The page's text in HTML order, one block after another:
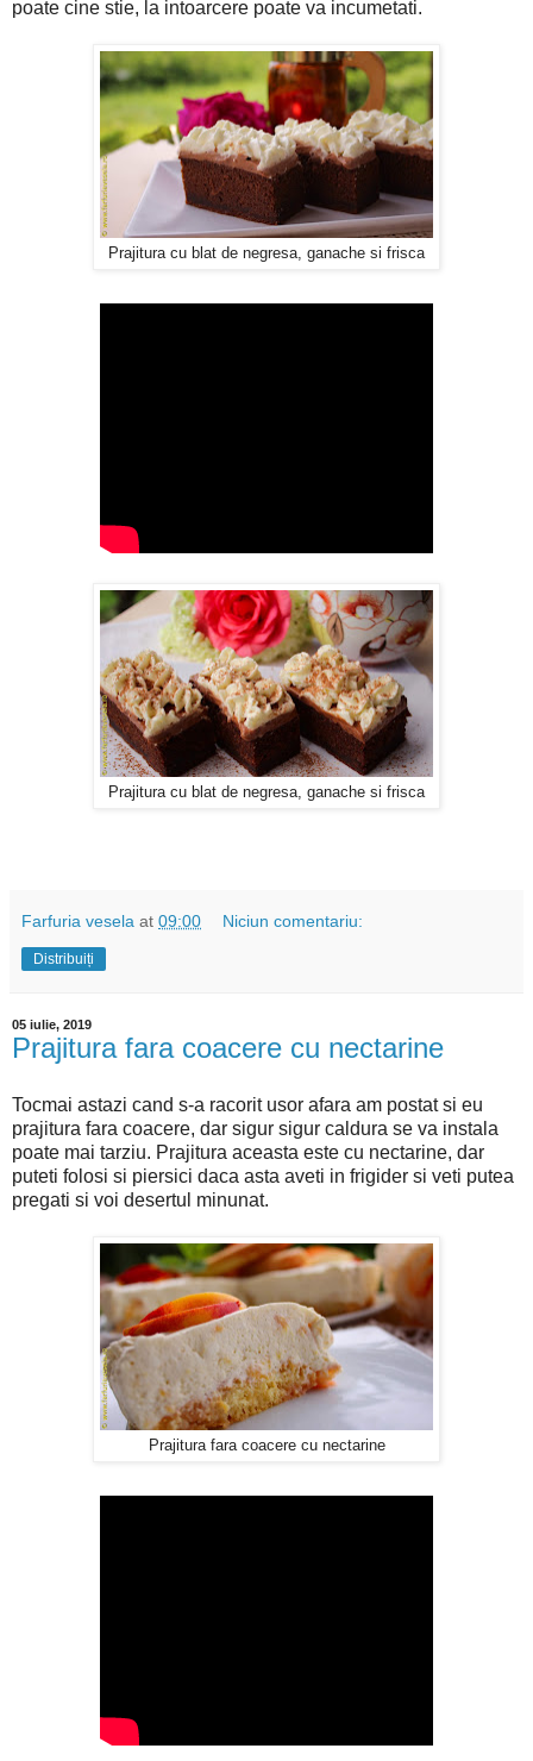
poate cine stie, la intoarcere poate va incumetati.
Prajitura cu blat de negresa, ganache si frisca
Prajitura cu blat de negresa, ganache si frisca
Farfuria vesela at 09:00 Niciun comentariu:
Distribuiți
05 iulie, 2019
Prajitura fara coacere cu nectarine
Tocmai astazi cand s-a racorit usor afara am postat si eu
prajitura fara coacere, dar sigur sigur caldura se va instala
poate mai tarziu. Prajitura aceasta este cu nectarine, dar
puteti folosi si piersici daca asta aveti in frigider si veti putea
pregati si voi desertul minunat.
Prajitura fara coacere cu nectarine